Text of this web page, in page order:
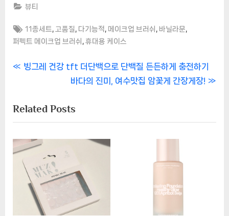
뷰티
Tags:
11종세트 고품질 다기능적 메이크업 브러쉬 ,바닐라문
퍼펙트 메이크업 브러쉬
휴대용 케이스
글
비
이
션
P
v
i
o
u
s
빙그레 건강 tft 더단백으로 단백질 든든하게 충전하기
N
x
t
P
t
바다의 진미, 여수맛집 암꽃게 간장게장!
Related Posts